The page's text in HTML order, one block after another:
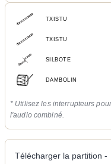
TXISTU
TXISTU
SILBOTE
DAMBOLIN
* Utilisez les interrupteurs
l'audio combiné.
Télécharger la partition -